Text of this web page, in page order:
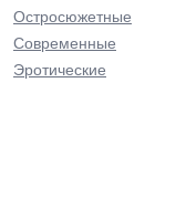
Остросюжетные
Современные
Эротические